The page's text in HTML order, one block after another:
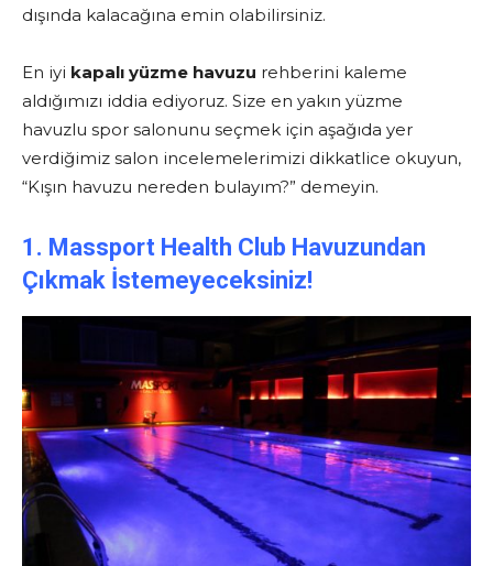
dışında kalacağına emin olabilirsiniz.
En iyi kapalı yüzme havuzu rehberini kaleme
aldığımızı iddia ediyoruz. Size en yakın yüzme
havuzlu spor salonunu seçmek için aşağıda yer
verdiğimiz salon incelemelerimizi dikkatlice okuyun,
“Kışın havuzu nereden bulayım?” demeyin.
1. Massport Health Club Havuzundan
Çıkmak İstemeyeceksiniz!